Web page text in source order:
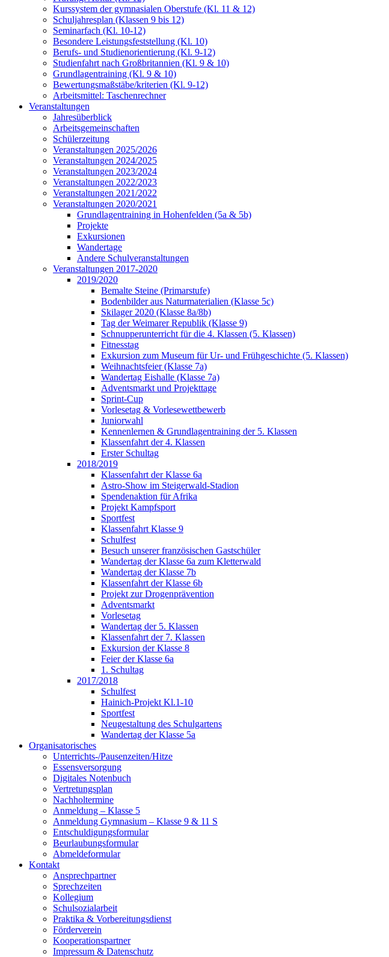
Kurssystem der gymnasialen Oberstufe (Kl. 11 & 12)
Schuljahresplan (Klassen 9 bis 12)
Seminarfach (Kl. 10-12)
Besondere Leistungsfeststellung (Kl. 10)
Berufs- und Studienorientierung (Kl. 9-12)
Studienfahrt nach Großbritannien (Kl. 9 & 10)
Grundlagentraining (Kl. 9 & 10)
Bewertungsmaßstäbe/kriterien (Kl. 9-12)
Arbeitsmittel: Taschenrechner
Veranstaltungen
Jahresüberblick
Arbeitsgemeinschaften
Schülerzeitung
Veranstaltungen 2025/2026
Veranstaltungen 2024/2025
Veranstaltungen 2023/2024
Veranstaltungen 2022/2023
Veranstaltungen 2021/2022
Veranstaltungen 2020/2021
Grundlagentraining in Hohenfelden (5a & 5b)
Projekte
Exkursionen
Wandertage
Andere Schulveranstaltungen
Veranstaltungen 2017-2020
2019/2020
Bemalte Steine (Primarstufe)
Bodenbilder aus Naturmaterialien (Klasse 5c)
Skilager 2020 (Klasse 8a/8b)
Tag der Weimarer Republik (Klasse 9)
Schnupperunterricht für die 4. Klassen (5. Klassen)
Fitnesstag
Exkursion zum Museum für Ur- und Frühgeschichte (5. Klassen)
Weihnachtsfeier (Klasse 7a)
Wandertag Eishalle (Klasse 7a)
Adventsmarkt und Projekttage
Sprint-Cup
Vorlesetag & Vorlesewettbewerb
Juniorwahl
Kennenlernen & Grundlagentraining der 5. Klassen
Klassenfahrt der 4. Klassen
Erster Schultag
2018/2019
Klassenfahrt der Klasse 6a
Astro-Show im Steigerwald-Stadion
Spendenaktion für Afrika
Projekt Kampfsport
Sportfest
Klassenfahrt Klasse 9
Schulfest
Besuch unserer französischen Gastschüler
Wandertag der Klasse 6a zum Kletterwald
Wandertag der Klasse 7b
Klassenfahrt der Klasse 6b
Projekt zur Drogenprävention
Adventsmarkt
Vorlesetag
Wandertag der 5. Klassen
Klassenfahrt der 7. Klassen
Exkursion der Klasse 8
Feier der Klasse 6a
1. Schultag
2017/2018
Schulfest
Hainich-Projekt Kl.1-10
Sportfest
Neugestaltung des Schulgartens
Wandertag der Klasse 5a
Organisatorisches
Unterrichts-/Pausenzeiten/Hitze
Essensversorgung
Digitales Notenbuch
Vertretungsplan
Nachholtermine
Anmeldung – Klasse 5
Anmeldung Gymnasium – Klasse 9 & 11 S
Entschuldigungsformular
Beurlaubungsformular
Abmeldeformular
Kontakt
Ansprechpartner
Sprechzeiten
Kollegium
Schulsozialarbeit
Praktika & Vorbereitungsdienst
Förderverein
Kooperationspartner
Impressum & Datenschutz